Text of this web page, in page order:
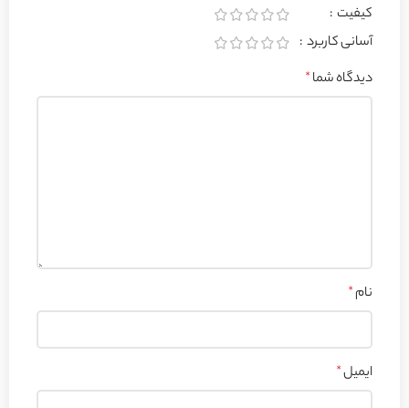
کیفیت
آسانی کاربرد
دیدگاه شما*
نام*
ایمیل*